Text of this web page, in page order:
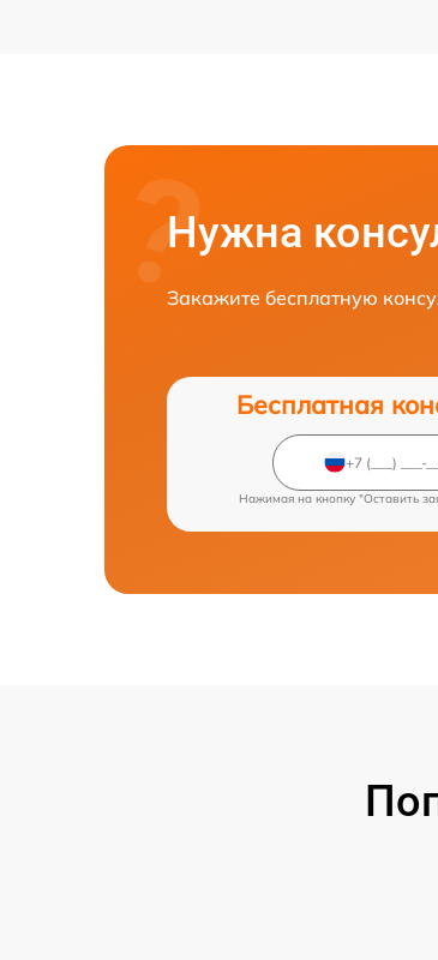
Нужна
Закажите бесплатную
Бесплатная
Нажимая на кнопку "Оставить